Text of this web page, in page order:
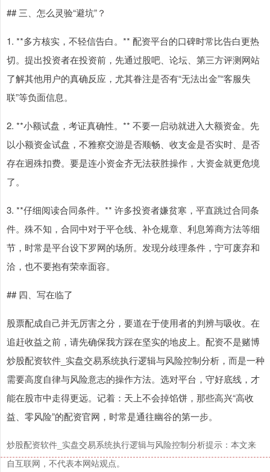
## 三、怎么灵验“避坑”？
1. **多方核实，不轻信告白。** 配资平台的口碑时常比告白更热
切。提出投资者在投资前，先通过股吧、论坛、第三方评测网站
了解其他用户的真确反应，尤其眷注是否有“无法出金”“客服失
联”等负面信息。
2. **小额试盘，考证真确性。** 不要一启动就进入大额资金。先
以小额资金试盘，不雅察交游是否顺畅、收支金是否实时、是否
存在迥殊扣费。要是连小资金齐无法获胜操作，大资金就更危境
了。
3. **仔细阅读合同条件。** 许多投资者嫌贫寒，平直跳过合同条
件。殊不知，合同中对于平仓线、补仓规章、利息筹商方法等细
节，时常是平台设下罗网的场所。发现分歧理条件，宁可废弃和
洽，也不要抱有荣幸面容。
## 四、写在临了
股票配成自己并无厉害之分，要道在于使用者的判辨与吸收。在
追赶收益之前，请先确保我方踩在坚实的地皮上。配资不是赌博
炒股配资软件_实盘交易系统执行逻辑与风险控制分析，而是一种
需要高度自律与风险意志的操作方法。选对平台，守好底线，才
能在股市中走得更远。记着：天上不会掉馅饼，那些高兴“高收
益、零风险”的配资官网，时常是通往幽谷的第一步。
炒股配资软件_实盘交易系统执行逻辑与风险控制分析提示：本文来
自互联网，不代表本网站观点。